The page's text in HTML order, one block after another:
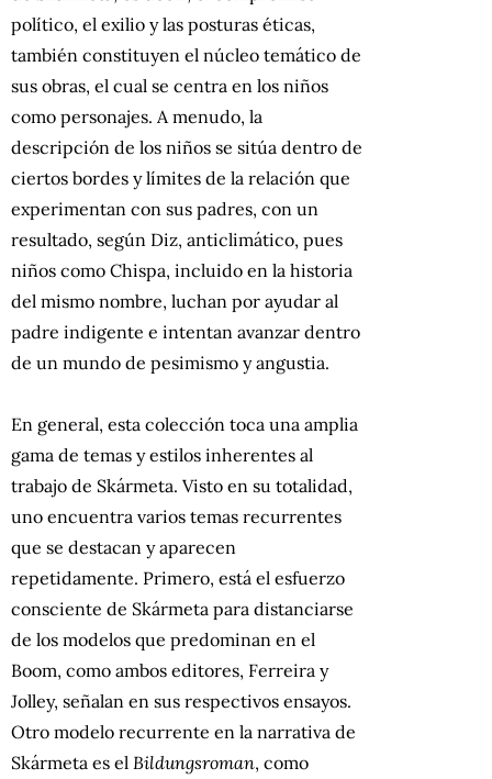
político, el exilio y las posturas éticas,
también constituyen el núcleo temático de
sus obras, el cual se centra en los niños
como personajes. A menudo, la
descripción de los niños se sitúa dentro de
ciertos bordes y límites de la relación que
experimentan con sus padres, con un
resultado, según Diz, anticlimático, pues
niños como Chispa, incluido en la historia
del mismo nombre, luchan por ayudar al
padre indigente e intentan avanzar dentro
de un mundo de pesimismo y angustia.
En general, esta colección toca una amplia
gama de temas y estilos inherentes al
trabajo de Skármeta. Visto en su totalidad,
uno encuentra varios temas recurrentes
que se destacan y aparecen
repetidamente. Primero, está el esfuerzo
consciente de Skármeta para distanciarse
de los modelos que predominan en el
Boom, como ambos editores, Ferreira y
Jolley, señalan en sus respectivos ensayos.
Otro modelo recurrente en la narrativa de
Skármeta es el Bildungsroman, como